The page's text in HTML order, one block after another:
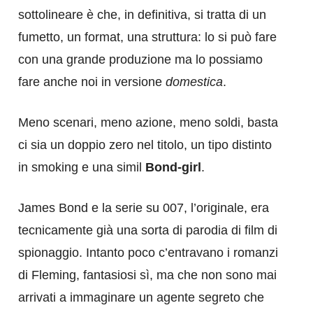
sottolineare è che, in definitiva, si tratta di un
fumetto, un format, una struttura: lo si può fare
con una grande produzione ma lo possiamo
fare anche noi in versione domestica.
Meno scenari, meno azione, meno soldi, basta
ci sia un doppio zero nel titolo, un tipo distinto
in smoking e una simil Bond-girl.
James Bond e la serie su 007, l’originale, era
tecnicamente già una sorta di parodia di film di
spionaggio. Intanto poco c’entravano i romanzi
di Fleming, fantasiosi sì, ma che non sono mai
arrivati a immaginare un agente segreto che